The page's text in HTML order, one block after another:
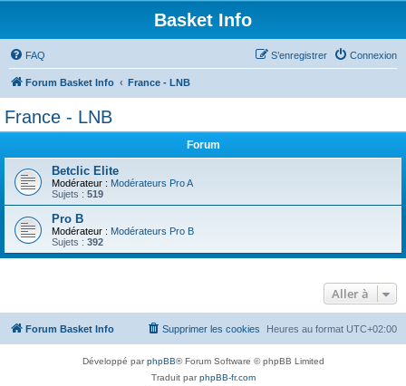
Basket Info
FAQ Connexion
S’enregistrer
Forum Basket Info France - LNB
France - LNB
Forum
Betclic Elite
Modérateur : Modérateurs Pro A
Sujets : 519
Pro B
Modérateur : Modérateurs Pro B
Sujets : 392
Aller à
Forum Basket Info Heures au format UTC+02:00
Supprimer les cookies
Développé parphpBB® Forum Software © phpBB Limited
Traduit parphpBB-fr.com